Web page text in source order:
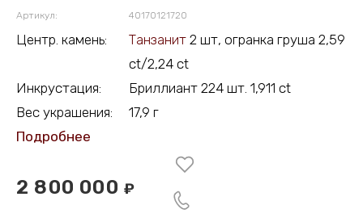
Артикул: 40170121720
Центр. камень: Танзанит 2 шт, огранка груша 2,59
ct/2,24 ct
Инкрустация:
Бриллиант 224 шт. 1,911 ct
Вес украшения:
17,9 г
Подробнее
2 800 000 ₽